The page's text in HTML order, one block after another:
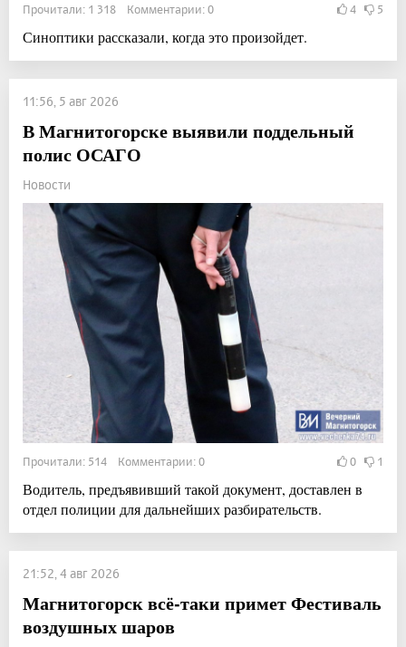
Прочитали: 1 318 Комментарии: 0 4 5
Синоптики рассказали, когда это произойдет.
11:56, 5 авг 2026
В Магнитогорске выявили поддельный
полис ОСАГО
Новости
Прочитали: 514 Комментарии: 0 0 1
Водитель, предъявивший такой документ, доставлен в
отдел полиции для дальнейших разбирательств.
21:52, 4 авг 2026
Магнитогорск всё-таки примет Фестиваль
воздушных шаров